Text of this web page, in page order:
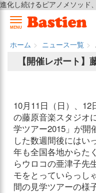
進化し続けるピアノメソッド
MENU
ホーム ニュース一覧
【開催レポート】
10月11日（日）、
の藤原音楽スタジオ
学ツアー2015」が開
した数週間後にはい
年も全国各地からた
らウロコの亜津子先
モをとっていらっし
間の見学ツアーの様